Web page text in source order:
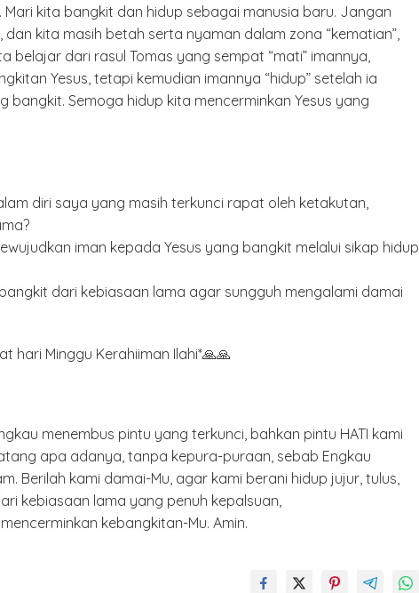
kita bangkit dan hidup sebagai manusia baru. Jangan
dan kita masih betah serta nyaman dalam zona “kematian”,
belajar dari rasul Tomas yang sempat “mati” imannya,
Yesus, tetapi kemudian imannya “hidup” setelah ia
bangkit. Semoga hidup kita mencerminkan Yesus yang
diri saya yang masih terkunci rapat oleh ketakutan,
iman kepada Yesus yang bangkit melalui sikap hidup
dari kebiasaan lama agar sungguh mengalami damai
hari Minggu Kerahiiman Ilahi*🙏🙏
menembus pintu yang terkunci, bahkan pintu HATI kami
apa adanya, tanpa kepura-puraan, sebab Engkau
Berilah kami damai-Mu, agar kami berani hidup jujur, tulus,
kebiasaan lama yang penuh kepalsuan,
kebangkitan-Mu. Amin.
“Zebra Toba”
Purna Bakti
Deli Serdang
Logistik KPU
BANGKITNYA
NEGARA MINYAK
MELAWAN
SUPERPOWER DUNIA
DAN KISAH SEPATU
CIBADUYUT
DAN MACETNYA
POLITIK AMERIKA
SERIKAT